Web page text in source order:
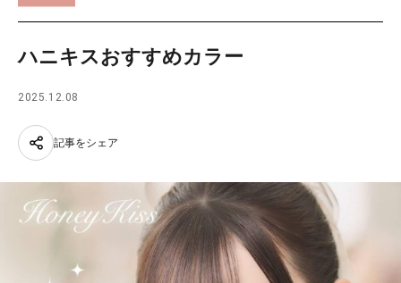
ハニキスおすすめカラー
2025.12.08
記事をシェア